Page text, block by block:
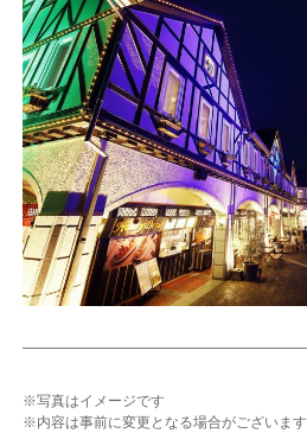
※写真はイメージです
※内容は事前に変更となる場合がございます